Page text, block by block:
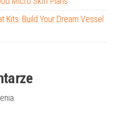
Kits: Build Your Dream Vessel